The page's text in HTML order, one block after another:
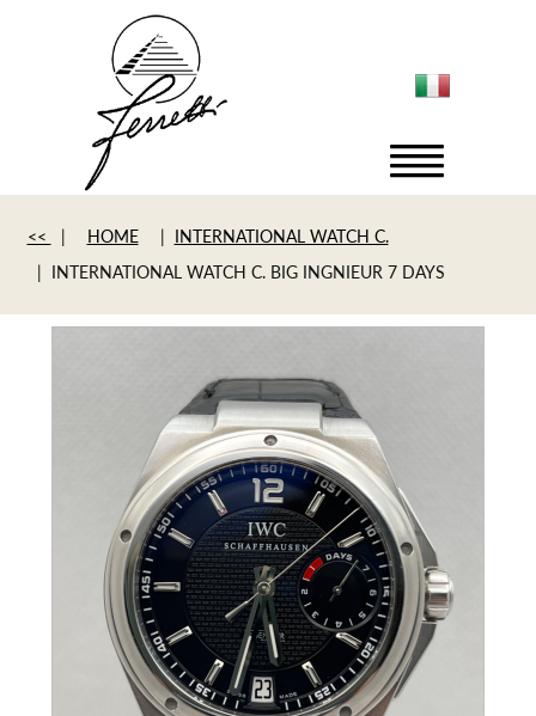
<< | HOME | INTERNATIONAL WATCH C.
| INTERNATIONAL WATCH C. BIG INGNIEUR 7 DAYS